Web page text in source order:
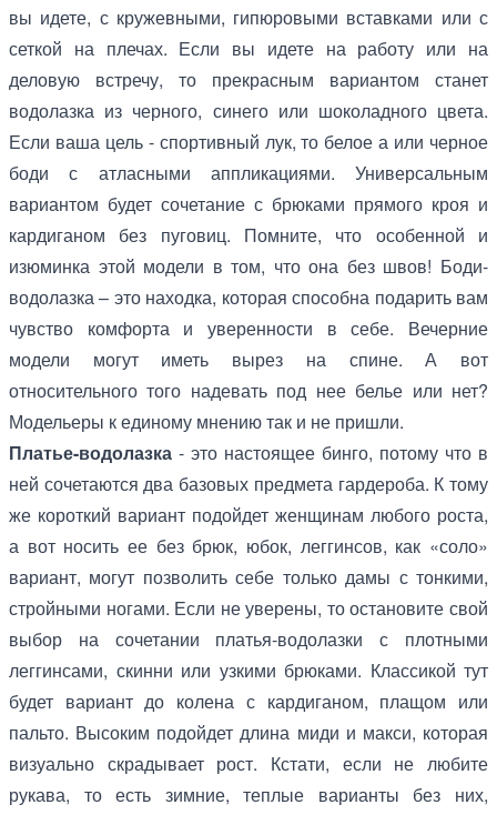
вы идете, с кружевными, гипюровыми вставками или с
сеткой на плечах. Если вы идете на работу или на
деловую встречу, то прекрасным вариантом станет
водолазка из черного, синего или шоколадного цвета.
Если ваша цель - спортивный лук, то белое а или черное
боди с атласными аппликациями. Универсальным
вариантом будет сочетание с брюками прямого кроя и
кардиганом без пуговиц. Помните, что особенной и
изюминка этой модели в том, что она без швов! Боди-
водолазка – это находка, которая способна подарить вам
чувство комфорта и уверенности в себе. Вечерние
модели могут иметь вырез на спине. А вот
относительного того надевать под нее белье или нет?
Модельеры к единому мнению так и не пришли.
Платье-водолазка - это настоящее бинго, потому что в
ней сочетаются два базовых предмета гардероба. К тому
же короткий вариант подойдет женщинам любого роста,
а вот носить ее без брюк, юбок, леггинсов, как «соло»
вариант, могут позволить себе только дамы с тонкими,
стройными ногами. Если не уверены, то остановите свой
выбор на сочетании платья-водолазки с плотными
леггинсами, скинни или узкими брюками. Классикой тут
будет вариант до колена с кардиганом, плащом или
пальто. Высоким подойдет длина миди и макси, которая
визуально скрадывает рост. Кстати, если не любите
рукава, то есть зимние, теплые варианты без них,